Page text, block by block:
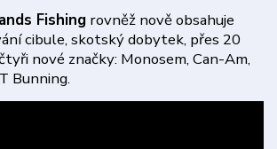
Fishing rovněž nově obsahuje
cibule, skotský dobytek, přes 20
nové značky: Monosem, Can-Am,
Bunning.